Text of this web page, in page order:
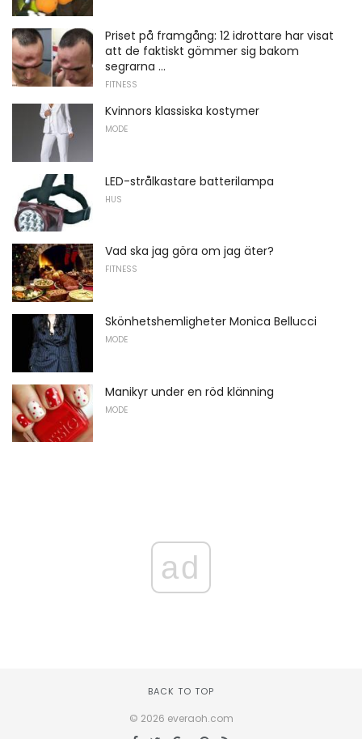
Priset på framgång: 12 idrottare har visat
att de faktiskt gömmer sig bakom
segrarna ...
FITNESS
Kvinnors klassiska kostymer
MODE
LED-strålkastare batterilampa
HUS
Vad ska jag göra om jag äter?
FITNESS
Skönhetshemligheter Monica Bellucci
MODE
Manikyr under en röd klänning
MODE
ad
BACK TO TOP
© 2026 everaoh.com